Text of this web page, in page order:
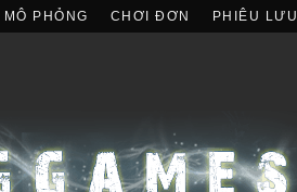
MÔ PHỎNG CHƠI ĐƠN PHIÊU LƯU